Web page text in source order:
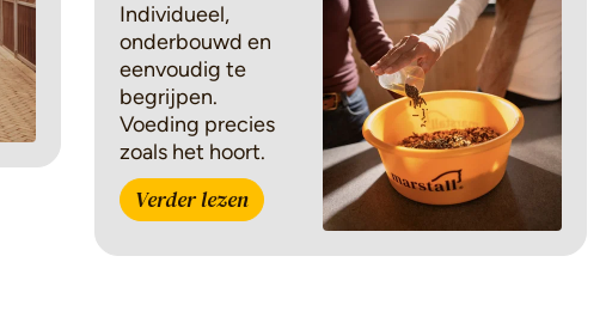
Individueel,
onderbouwd en
eenvoudig te
begrijpen.
Voeding precies
zoals het hoort.
Verder lezen